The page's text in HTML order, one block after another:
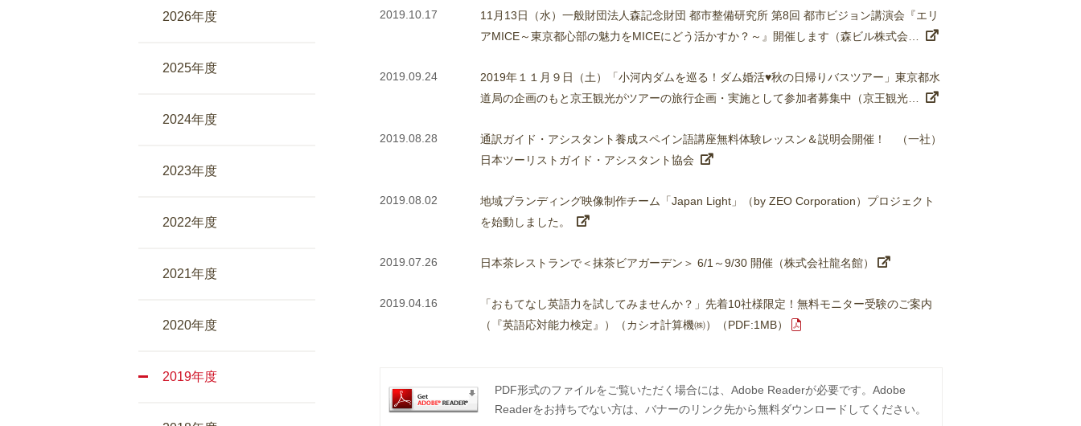
2019.10.17
11月13日（水）一般財団法人森記念財団 都市整備研究所 第8回 都市ビジョン講演会『エリ
アMICE～東京都心部の魅力をMICEにどう活かすか？～』開催します（森ビル株式会…
2019.09.24
2019年１１月９日（土）「小河内ダムを巡る！ダム婚活♥秋の日帰りバスツアー」東京都水
道局の企画のもと京王観光がツアーの旅行企画・実施として参加者募集中（京王観光…
2019.08.28
通訳ガイド・アシスタント養成スペイン語講座無料体験レッスン＆説明会開催！ （一社）
日本ツーリストガイド・アシスタント協会
2019.08.02
地域ブランディング映像制作チーム「Japan Light」（by ZEO Corporation）プロジェクト
を始動しました。
2019.07.26 日本茶レストランで＜抹茶ビアガーデン＞ 6/1～9/30 開催（株式会社龍名館）
2019.04.16
「おもてなし英語力を試してみませんか？」先着10社様限定！無料モニター受験のご案内
（『英語応対能力検定』）（カシオ計算機㈱）（PDF:1MB）
PDF形式のファイルをご覧いただく場合には、Adobe Readerが必要です。Adobe
Readerをお持ちでない方は、バナーのリンク先から無料ダウンロードしてください。
2026年度
2025年度
2024年度
2023年度
2022年度
2021年度
2020年度
2019年度